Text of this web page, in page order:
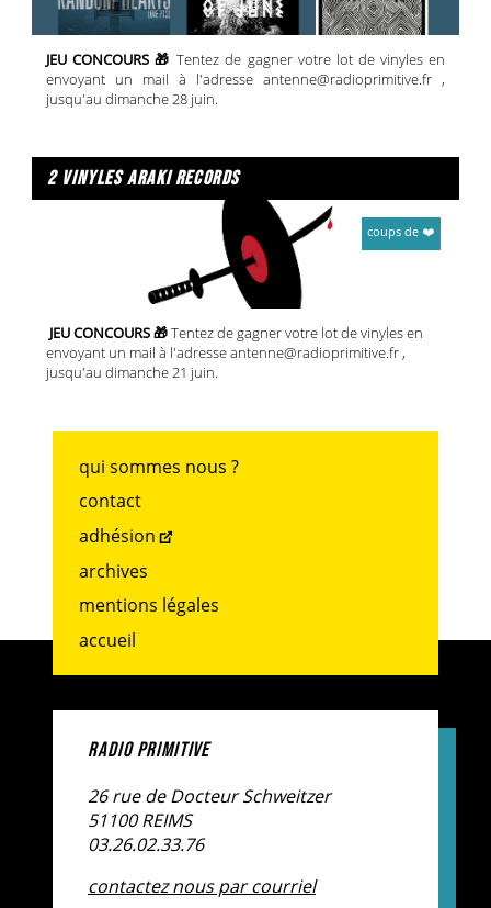
JEU CONCOURS 🎁Tentez de gagner votre lot de vinyles en
envoyant un mail à l'adresse antenne@radioprimitive.fr ,
jusqu'au dimanche 28 juin.
2 vinyles araki records
coups de ❤️
JEU CONCOURS 🎁Tentez de gagner votre lot de vinyles en
envoyant un mail à l'adresse antenne@radioprimitive.fr ,
jusqu'au dimanche 21 juin.
qui sommes nous ?
contact
adhésion
archives
mentions légales
accueil
RADIO PRIMITIVE
26 rue de Docteur Schweitzer
51100 REIMS
03.26.02.33.76
contactez nous par courriel